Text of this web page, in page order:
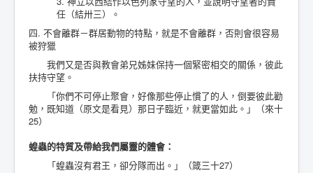
任（結卅三）。
四. 不會離群－群居動物的特點，就是不會離群，否則會很容易
被狩獵
我們又是否與教會弟兄姊妹保持一個緊密相交的關係，彼此
扶持守望。
「你們不可停止聚會，好像那些停止慣了的人，倒要彼此勸
勉，既知道（原文是看見）那日子臨近，就更當如此。」（來十
25）
蝗蟲的特質及帶給我們屬靈的體會：
「蝗蟲沒有君王，卻分隊而出。」（箴三十27）